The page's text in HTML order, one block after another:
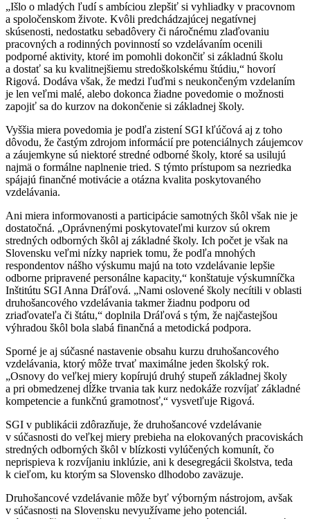
„Išlo o mladých ľudí s ambíciou zlepšiť si vyhliadky v pracovnom
a spoločenskom živote. Kvôli predchádzajúcej negatívnej
skúsenosti, nedostatku sebadôvery či náročnému zlaďovaniu
pracovných a rodinných povinností so vzdelávaním ocenili
podporné aktivity, ktoré im pomohli dokončiť si základnú školu
a dostať sa ku kvalitnejšiemu stredoškolskému štúdiu,“ hovorí
Rigová. Dodáva však, že medzi ľuďmi s neukončeným vzdelaním
je len veľmi malé, alebo dokonca žiadne povedomie o možnosti
zapojiť sa do kurzov na dokončenie si základnej školy.
Vyššia miera povedomia je podľa zistení SGI kľúčová aj z toho
dôvodu, že častým zdrojom informácií pre potenciálnych záujemcov
a záujemkyne sú niektoré stredné odborné školy, ktoré sa usilujú
najmä o formálne naplnenie tried. S týmto prístupom sa nezriedka
spájajú finančné motivácie a otázna kvalita poskytovaného
vzdelávania.
Ani miera informovanosti a participácie samotných škôl však nie je
dostatočná. „Oprávnenými poskytovateľmi kurzov sú okrem
stredných odborných škôl aj základné školy. Ich počet je však na
Slovensku veľmi nízky napriek tomu, že podľa mnohých
respondentov nášho výskumu majú na toto vzdelávanie lepšie
odborne pripravené personálne kapacity,“ konštatuje výskumníčka
Inštitútu SGI Anna Dráľová. „Nami oslovené školy necítili v oblasti
druhošancového vzdelávania takmer žiadnu podporu od
zriaďovateľa či štátu,“ doplnila Dráľová s tým, že najčastejšou
výhradou škôl bola slabá finančná a metodická podpora.
Sporné je aj súčasné nastavenie obsahu kurzu druhošancového
vzdelávania, ktorý môže trvať maximálne jeden školský rok.
„Osnovy do veľkej miery kopírujú druhý stupeň základnej školy
a pri obmedzenej dĺžke trvania tak kurz nedokáže rozvíjať základné
kompetencie a funkčnú gramotnosť,“ vysvetľuje Rigová.
SGI v publikácii zdôrazňuje, že druhošancové vzdelávanie
v súčasnosti do veľkej miery prebieha na elokovaných pracoviskách
stredných odborných škôl v blízkosti vylúčených komunít, čo
neprispieva k rozvíjaniu inklúzie, ani k desegregácii školstva, teda
k cieľom, ku ktorým sa Slovensko dlhodobo zaväzuje.
Druhošancové vzdelávanie môže byť výborným nástrojom, avšak
v súčasnosti na Slovensku nevyužívame jeho potenciál.